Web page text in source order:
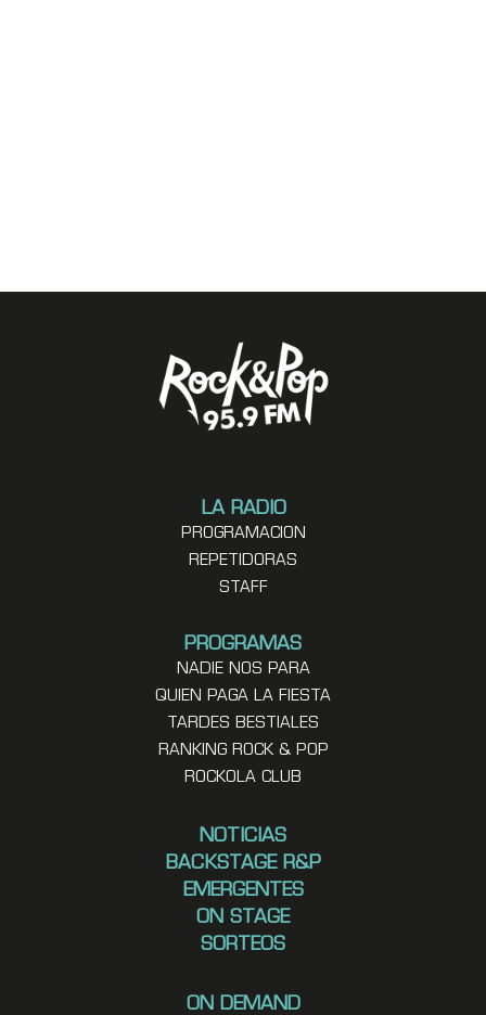
LA RADIO
PROGRAMACION
REPETIDORAS
STAFF
PROGRAMAS
NADIE NOS PARA
QUIEN PAGA LA FIESTA
TARDES BESTIALES
RANKING ROCK & POP
ROCKOLA CLUB
NOTICIAS
BACKSTAGE R&P
EMERGENTES
ON STAGE
SORTEOS
ON DEMAND